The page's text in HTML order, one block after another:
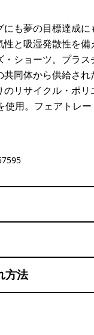
も夢の目標達成に
性と吸湿発散性を
・ショーツ。プラ
共同体から供給さ
リサイクル・ポ
使用。フェアトレ
方法